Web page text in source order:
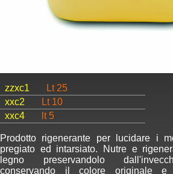
zzxc1
Lt 25
xxc2
Lt 10
xxc4
lt 5
Prodotto rigenerante per lucidare i
pregiato ed intarsiato. Nutre e
legno preservandolo
conservando il colore originale e